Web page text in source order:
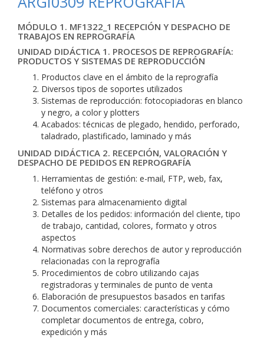
MÓDULO 1. MF1322_1 RECEPCIÓN Y DESPACHO DE
TRABAJOS EN REPROGRAFÍA
UNIDAD DIDÁCTICA 1. PROCESOS DE REPROGRAFÍA:
PRODUCTOS Y SISTEMAS DE REPRODUCCIÓN
Productos clave en el ámbito de la reprografía
Diversos tipos de soportes utilizados
Sistemas de reproducción: fotocopiadoras en blanco
y negro, a color y plotters
Acabados: técnicas de plegado, hendido, perforado,
taladrado, plastificado, laminado y más
UNIDAD DIDÁCTICA 2. RECEPCIÓN, VALORACIÓN Y
DESPACHO DE PEDIDOS EN REPROGRAFÍA
Herramientas de gestión: e-mail, FTP, web, fax,
teléfono y otros
Sistemas para almacenamiento digital
Detalles de los pedidos: información del cliente, tipo
de trabajo, cantidad, colores, formato y otros
aspectos
Normativas sobre derechos de autor y reproducción
relacionadas con la reprografía
Procedimientos de cobro utilizando cajas
registradoras y terminales de punto de venta
Elaboración de presupuestos basados en tarifas
Documentos comerciales: características y cómo
completar documentos de entrega, cobro,
expedición y más